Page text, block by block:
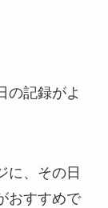
の記録がよ
に、その日
おすすめで